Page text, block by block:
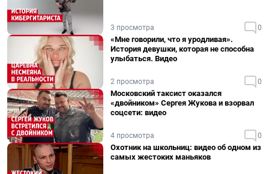
3 просмотра 0
«Мне говорили, что я уродливая».
История девушки, которая не способна
улыбаться. Видео
2 просмотра 0
Московский таксист оказался
«двойником» Сергея Жукова и взорвал
соцсети: видео
4 просмотра 0
Охотник на школьниц: видео об одном из
самых жестоких маньяков